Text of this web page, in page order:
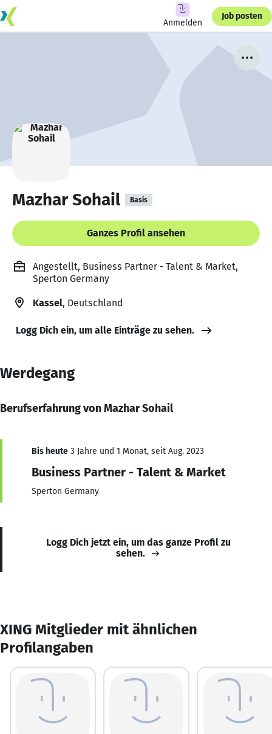
Anmelden
Job posten
Mazhar Sohail Basis
Ganzes Profil ansehen
Angestellt, Business Partner - Talent & Market,
Sperton Germany
Kassel, Deutschland
Logg Dich ein, um alle Einträge zu sehen.
Werdegang
Berufserfahrung von Mazhar Sohail
Bis heute 3 Jahre und 1 Monat, seit Aug. 2023
Business Partner - Talent & Market
Sperton Germany
Logg Dich jetzt ein, um das ganze Profil zu
sehen.
XING Mitglieder mit ähnlichen
Profilangaben